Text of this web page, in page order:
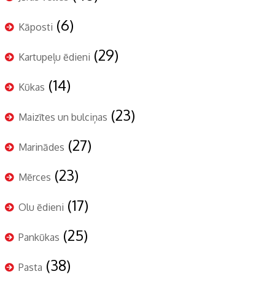
Kāposti (6)
Kartupeļu ēdieni (29)
Kūkas (14)
Maizītes un bulciņas (23)
Marinādes (27)
Mērces (23)
Olu ēdieni (17)
Pankūkas (25)
Pasta (38)